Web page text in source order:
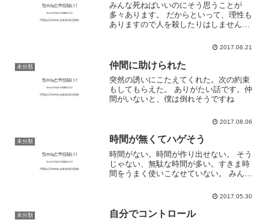
みんな死ねばいいのにそう思うことが
多々あります。 だからといって、理性も
ありますので人を殺したりはしません。
方、アイレベルの違い。ペース、クオリ
ですよね。
2017.06.21
未分類 仲間に助けられた
突然の誘いにこたえてくれた。次の約束
もしてもらえた。 ありがたい話です。仲
間がいないと、僕は倒れそうですね
2017.08.06
未分類 時間が無くてハゲそう
時間がない。時間が作り出せない。 そう
じゃない、無駄な時間が多い。すきま時
間をうまく使いこなせていない。 みんな
れているのに、使いこなせる人、そうで
間、1分の時間。そこ...
2017.05.30
未分類 自分でコントロール